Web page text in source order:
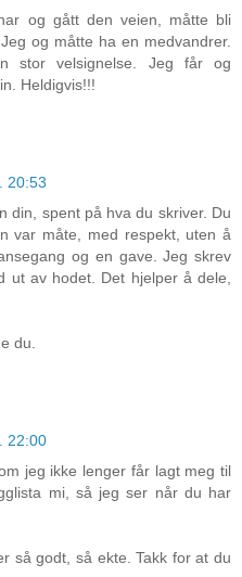
og gått den veien, måtte bli
og måtte ha en medvandrer.
stor velsignelse. Jeg får og
Heldigvis!!!
20:53
din, spent på hva du skriver. Du
var måte, med respekt, uten å
og en gave. Jeg skrev
ut av hodet. Det hjelper å dele,
du.
22:00
jeg ikke lenger får lagt meg til
mi, så jeg ser når du har
så godt, så ekte. Takk for at du